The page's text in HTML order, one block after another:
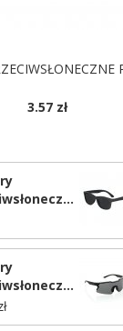
3.57 zł
dziecięcy